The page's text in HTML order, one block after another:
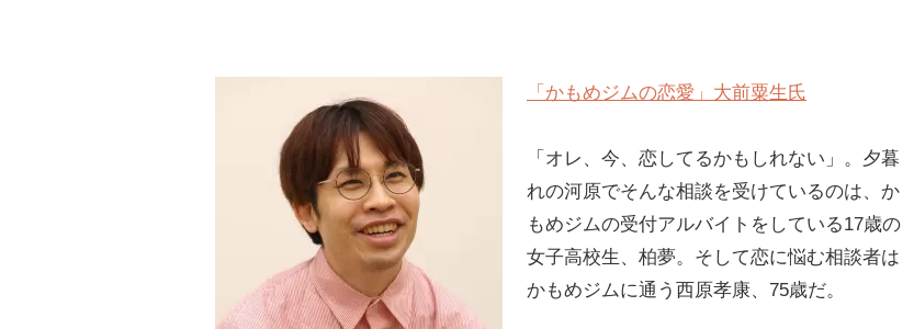
「かもめジムの恋愛」大前粟生氏
「オレ、今、恋してるかもしれない」。夕暮
れの河原でそんな相談を受けているのは、か
もめジムの受付アルバイトをしている17歳の
女子高校生、柏夢。そして恋に悩む相談者は
かもめジムに通う西原孝康、75歳だ。